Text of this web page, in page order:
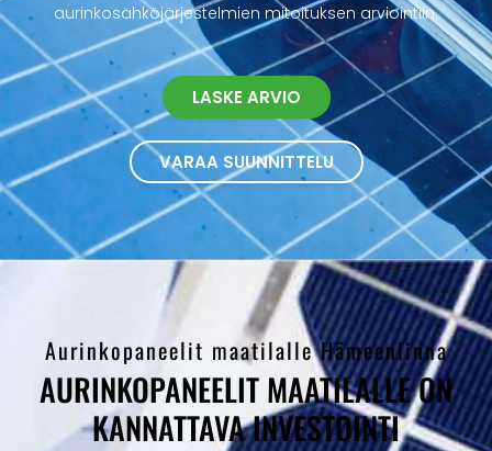
aurinkosähköjärjestelmien mitoituksen arviointiin.
LASKE ARVIO
VARAA SUUNNITTELU
Aurinkopaneelit maatilalle Hämeenlinna
AURINKOPANEELIT MAATILALLE ON
KANNATTAVA INVESTOINTI